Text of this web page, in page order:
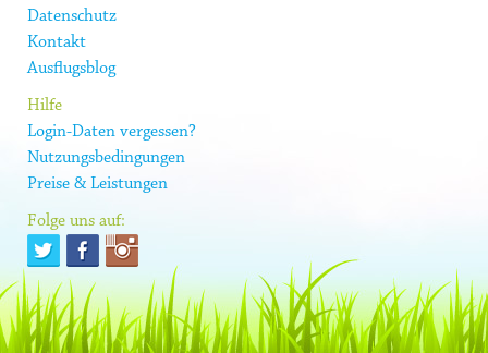
Datenschutz
Kontakt
Ausflugsblog
Hilfe
Login-Daten vergessen?
Nutzungsbedingungen
Preise & Leistungen
Folge uns auf: